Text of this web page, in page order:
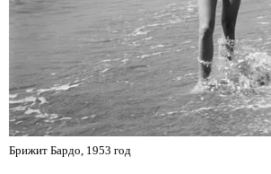
Брижит Бардо, 1953 год